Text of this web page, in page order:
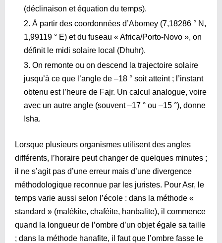
(déclinaison et équation du temps).
À partir des coordonnées d’Abomey (7,18286 ° N,
1,99119 ° E) et du fuseau « Africa/Porto-Novo », on
définit le midi solaire local (Dhuhr).
On remonte ou on descend la trajectoire solaire
jusqu’à ce que l’angle de –18 ° soit atteint ; l’instant
obtenu est l’heure de Fajr. Un calcul analogue, voire
avec un autre angle (souvent –17 ° ou –15 °), donne
Isha.
Lorsque plusieurs organismes utilisent des angles
différents, l’horaire peut changer de quelques minutes ;
il ne s’agit pas d’une erreur mais d’une divergence
méthodologique reconnue par les juristes. Pour Asr, le
temps varie aussi selon l’école : dans la méthode «
standard » (malékite, chaféite, hanbalite), il commence
quand la longueur de l’ombre d’un objet égale sa taille
; dans la méthode hanafite, il faut que l’ombre fasse le